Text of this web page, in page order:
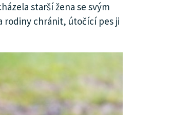
starší žena se svým
rodiny chránit, útočící pes ji